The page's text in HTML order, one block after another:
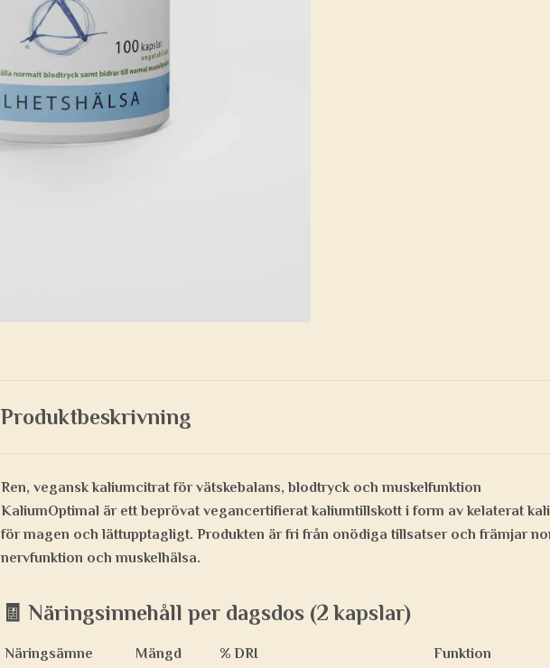
Produktbeskrivning
Ren, vegansk kaliumcitrat för vätskebalans, blodtryck och muskelfunktion
KaliumOptimal är ett beprövat vegancertifierat kaliumtillskott i form av kelaterat
för magen och lättupptagligt. Produkten är fri från onödiga tillsatser och främjar
nervfunktion och muskelhälsa.
🧾 Näringsinnehåll per dagsdos (2 kapslar)
Näringsämne Mängd % DRI
Funktion